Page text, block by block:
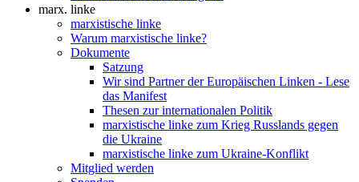
marx. linke
marxistische linke
Warum marxistische linke?
Dokumente
Satzung
Wir sind Partner der Europäischen Linken - Lese
das Manifest
Thesen zur internationalen Politik
marxistische linke zum Krieg Russlands gegen
die Ukraine
marxistische linke zum Ukraine-Konflikt
Mitglied werden